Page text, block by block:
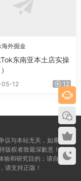
外掘金
东南亚本土店实操
05-12 12
议与本站无关，如果您认
版权者致最深歉意！本站
验和研究目的；请自觉下
请支持正版！